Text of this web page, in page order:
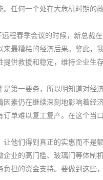
。任何一个处在大危机时期的
程春季会议的时候，新总裁
来最糟糕的经济后果。鉴此
提供救援和稳定，维持企业生
是第一要务，所以明知道对经
因素仍在继续深刻地影响着
订单难以复工复产。在这个当
让他们得到真正的实惠而不是
企业的高门槛、玻璃门等体制
负担的资金支持。要做到这些